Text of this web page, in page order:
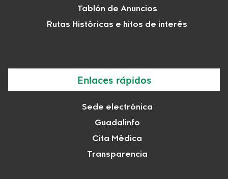
Tablón de Anuncios
Rutas Históricas e hitos de interés
Enlaces rápidos
Sede electrónica
Guadalinfo
Cita Médica
Transparencia